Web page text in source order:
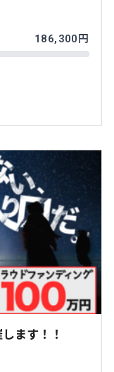
186,300円
ます！！